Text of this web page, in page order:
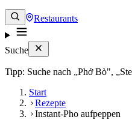
Restaurants
Suche
Tipp: Suche nach „Phở Bò",
Start
Rezepte
Instant-Pho aufpeppen